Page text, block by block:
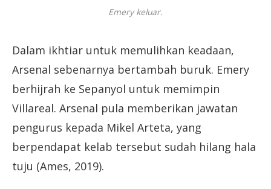
Emery keluar.
Dalam ikhtiar untuk memulihkan keadaan,
Arsenal sebenarnya bertambah buruk. Emery
berhijrah ke Sepanyol untuk memimpin
Villareal. Arsenal pula memberikan jawatan
pengurus kepada Mikel Arteta, yang
berpendapat kelab tersebut sudah hilang hala
tuju (Ames, 2019).